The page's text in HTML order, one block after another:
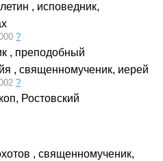
, исповедник,
?
, преподобный
, священномученик, иерей
?
Ростовский
, священномученик,